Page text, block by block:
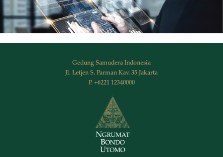
Gedung Samudera Indonesia
Jl. Letjen S. Parman Kav. 35 Jakarta
P. +6221 12340000